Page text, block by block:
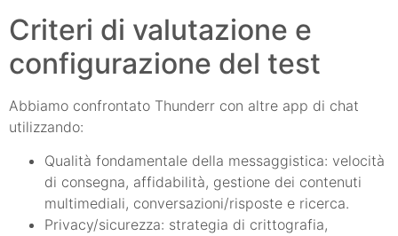
Criteri di valutazione e
configurazione del test
Abbiamo confrontato Thunderr con altre app di chat
utilizzando:
Qualità fondamentale della messaggistica: velocità
di consegna, affidabilità, gestione dei contenuti
multimediali, conversazioni/risposte e ricerca.
Privacy/sicurezza: strategia di crittografia,